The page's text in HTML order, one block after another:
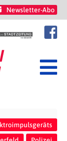
Newsletter-Abo